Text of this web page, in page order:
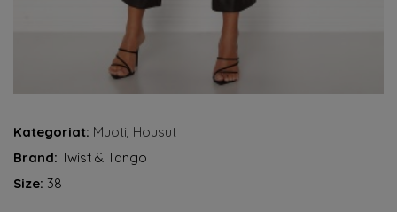
Kategoriat: Muoti, Housut
Brand: Twist & Tango
Size: 38